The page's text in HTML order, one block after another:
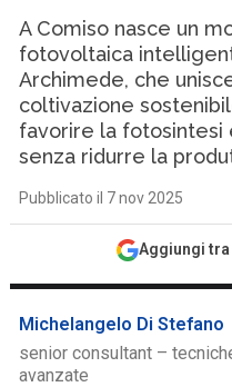
A Comiso nasce un
fotovoltaica
Archimede, che
coltivazione
favorire la fotosintesi
senza ridurre la
Pubblicato il 7 nov 2025
Aggiungi
Michelangelo Di Stefano
senior consultant –
avanzate